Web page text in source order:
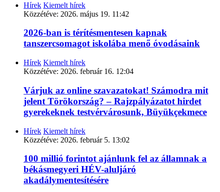
Hírek Kiemelt hírek
Közzétéve: 2026. május 19. 11:42
2026-ban is térítésmentesen kapnak
tanszercsomagot iskolába menő óvodásaink
Hírek Kiemelt hírek
Közzétéve: 2026. február 16. 12:04
Várjuk az online szavazatokat! Számodra mit
jelent Törökország? – Rajzpályázatot hirdet
gyerekeknek testvérvárosunk, Büyükçekmece
Hírek Kiemelt hírek
Közzétéve: 2026. február 5. 13:02
100 millió forintot ajánlunk fel az államnak a
békásmegyeri HÉV-aluljáró
akadálymentesítésére